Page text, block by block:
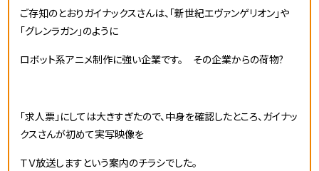
ご存知のとおりガイナックスさんは、「新世紀エヴァンゲリオン」や
「グレンラガン」のように
ロボット系アニメ制作に強い企業です。 その企業からの荷物?
「求人票」にしては大きすぎたので、中身を確認したところ、ガイナッ
クスさんが初めて実写映像を
ＴＶ放送しますという案内のチラシでした。